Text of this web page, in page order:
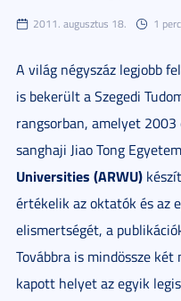
2011. augusztus 18. 1 perc
A világ négyszáz legjobb
is bekerült a Szegedi
rangsorban, amelyet
sanghaji Jiao Tong
Universities (ARWU)
értékelik az oktatók és az
elismertségét, a
Továbbra is mindössze
kapott helyet az egyik